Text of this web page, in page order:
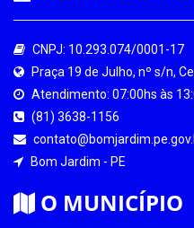
CNPJ: 10.293.074/0001-17
Praça 19 de Julho, nº s/n,
Atendimento: 07:00hs às
(81) 3638-1156
Bom Jardim - PE
O MUNICÍPIO